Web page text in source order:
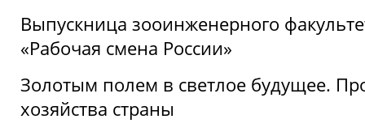
Выпускница зооинженерного
«Рабочая смена России»
Золотым полем в светлое будущее.
хозяйства страны